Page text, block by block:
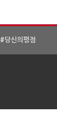
#당신의평점